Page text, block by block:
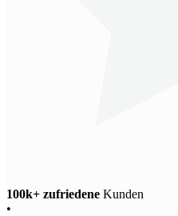
100k+ zufriedene Kunden
•